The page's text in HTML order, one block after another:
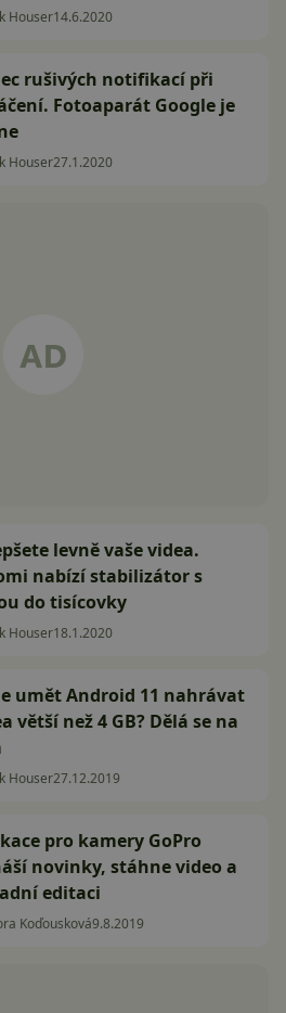
Houser14.6.2020
rušivých notifikací při
Fotoaparát Google je
Houser27.1.2020
levně vaše videa.
nabízí stabilizátor s
do tisícovky
Houser18.1.2020
umět Android 11 nahrávat
větší než 4 GB? Dělá se na
Houser27.12.2019
pro kamery GoPro
novinky, stáhne video a
editaci
Koďousková9.8.2019